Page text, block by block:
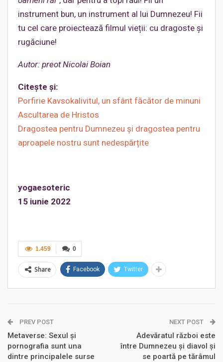
instrument bun, un instrument al lui Dumnezeu! Fii
tu cel care proiectează filmul vieții: cu dragoste și
rugăciune!
Autor: preot Nicolai Boian
Citește și:
Porfirie Kavsokalivitul, un sfânt făcător de minuni
Ascultarea de Hristos
Dragostea pentru Dumnezeu și dragostea pentru
aproapele nostru sunt nedespărțite
yogaesoteric
15 iunie 2022
0
1.459
Share Facebook Twitter
PREV POST
Metaverse: Sexul și
pornografia sunt una
dintre principalele surse
NEXT POST
Adevăratul război este
între Dumnezeu și diavol și
se poartă pe tărâmul